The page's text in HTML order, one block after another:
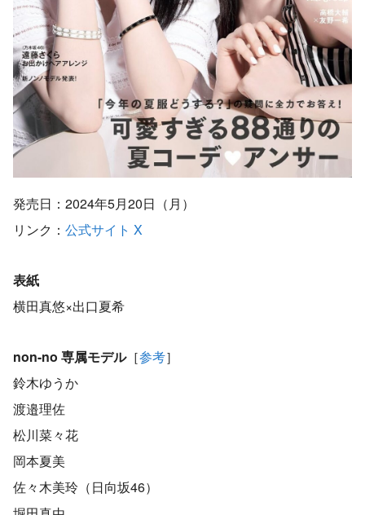
発売日：2024年5月20日（月）
リンク： 公式サイト X
表紙
横田真悠×出口夏希
non-no 専属モデル［参考］
鈴木ゆうか
渡邉理佐
松川菜々花
岡本夏美
佐々木美玲（日向坂46）